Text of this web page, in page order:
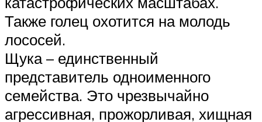
Также голец охотится на молодь
лососей.
Щука – единственный
представитель одноименного
семейства. Это чрезвычайно
агрессивная, прожорливая, хищная